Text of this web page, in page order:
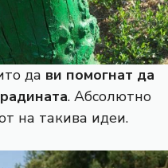
да ви помогнат да
. Абсолютно
на такива идеи.